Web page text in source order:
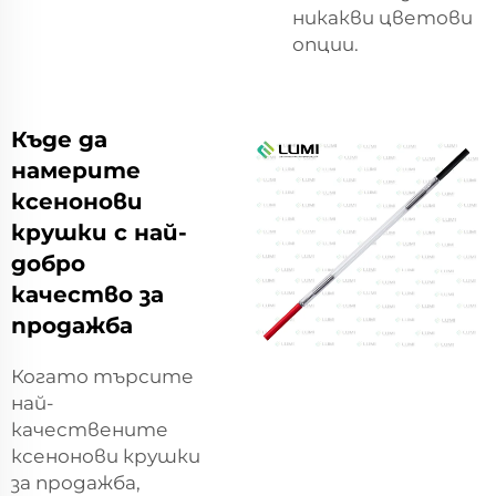
никакви цветови
опции.
Къде да
намерите
ксенонови
крушки с най-
добро
качество за
продажба
Когато търсите
най-
качествените
ксенонови крушки
за продажба,